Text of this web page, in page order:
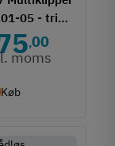
05 - trim,
- m/
,00
moms
Køb